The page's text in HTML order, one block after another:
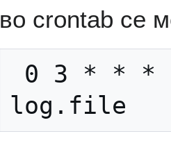
во crontab се